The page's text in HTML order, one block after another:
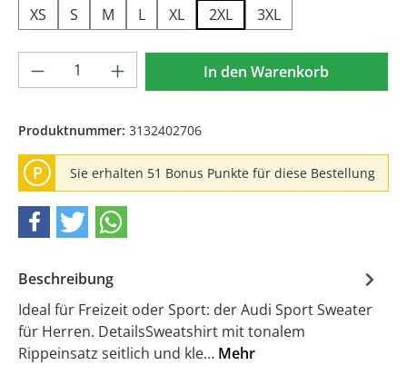
XS S M L XL 2XL 3XL
Produkt Anzahl: Gib denIn den Warenkorb
Produktnummer: 3132402706
P Sie erhalten 51 Bonus Punkte für diese Bestellung
Beschreibung
Ideal für Freizeit oder Sport: der Audi Sport Sweater
für Herren. DetailsSweatshirt mit tonalem
Rippeinsatz seitlich und kle… Mehr